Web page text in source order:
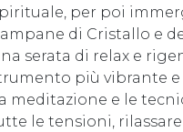
per poi
di Cristallo e
serata di relax e
più vibrante e
meditazione e le
le tensioni,